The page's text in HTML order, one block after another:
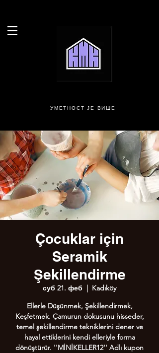
УМЕТНОСТ ЈЕ ВИШЕ
Çocuklar için
Seramik
Şekillendirme
суб 21. феб
  |
Kadıköy
Ellerle Düşünmek, Şekillendirmek,
Keşfetmek. Çamurun dokusunu hisseder,
temel şekillendirme tekniklerini dener ve
hayal ettiklerini kendi elleriyle forma
dönüştürür. ''MİNİKELLER12'' Adlı kupon